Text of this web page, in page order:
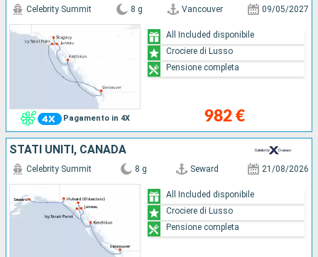
Pagamento in 4X
Celebrity Summit 8 g Vancouver 09/05/2027
982 €
All Included disponibile
Crociere di Lusso
Pensione completa
STATI UNITI, CANADA
Celebrity Summit 8 g Seward 21/08/2026
All Included disponibile
Crociere di Lusso
Pensione completa